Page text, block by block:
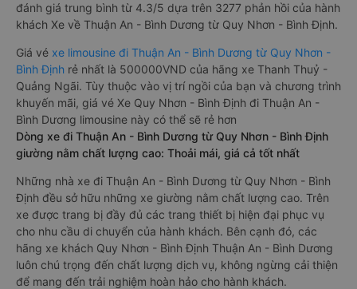
đánh giá trung bình từ 4.3/5 dựa trên 3277 phản hồi của hành
khách Xe về Thuận An - Bình Dương từ Quy Nhơn - Bình Định.
Giá vé xe limousine đi Thuận An - Bình Dương từ Quy Nhơn -
Bình Định rẻ nhất là 500000VND của hãng xe Thanh Thuỷ -
Quảng Ngãi. Tùy thuộc vào vị trí ngồi của bạn và chương trình
khuyến mãi, giá vé Xe Quy Nhơn - Bình Định đi Thuận An -
Bình Dương limousine này có thể sẽ rẻ hơn
Dòng xe đi Thuận An - Bình Dương từ Quy Nhơn - Bình Định
giường nằm chất lượng cao: Thoải mái, giá cả tốt nhất
Những nhà xe đi Thuận An - Bình Dương từ Quy Nhơn - Bình
Định đều sở hữu những xe giường nằm chất lượng cao. Trên
xe được trang bị đầy đủ các trang thiết bị hiện đại phục vụ
cho nhu cầu di chuyển của hành khách. Bên cạnh đó, các
hãng xe khách Quy Nhơn - Bình Định Thuận An - Bình Dương
luôn chú trọng đến chất lượng dịch vụ, không ngừng cải thiện
để mang đến trải nghiệm hoàn hảo cho hành khách.